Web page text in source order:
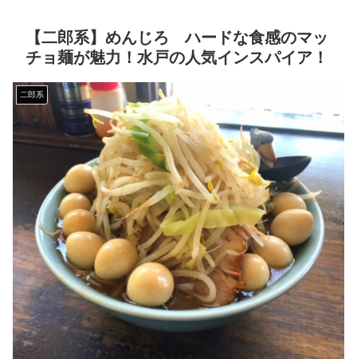
【二郎系】めんじろ ハードな食感のマッ
チョ麺が魅力！水戸の人気インスパイア！
二郎系